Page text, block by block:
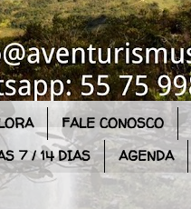
FALE CONOSCO
7 / 14 DIAS AGENDA